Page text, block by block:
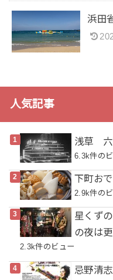
浜田
人気記事
浅草
6.3k件の
下町お
2.9k件の
星くず
の夜は
2.3k件のビュー
忌野清